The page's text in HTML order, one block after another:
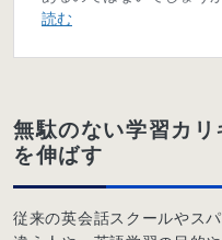
無駄のない学習カ
を伸ばす
従来の英会話スクールやス